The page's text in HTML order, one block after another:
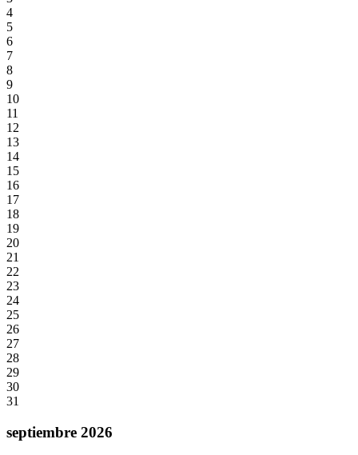
4
5
6
7
8
9
10
11
12
13
14
15
16
17
18
19
20
21
22
23
24
25
26
27
28
29
30
31
septiembre 2026